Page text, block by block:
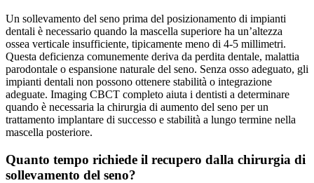
Un sollevamento del seno prima del posizionamento di impianti
dentali è necessario quando la mascella superiore ha un’altezza
ossea verticale insufficiente, tipicamente meno di 4-5 millimetri.
Questa deficienza comunemente deriva da perdita dentale, malattia
parodontale o espansione naturale del seno. Senza osso adeguato, gli
impianti dentali non possono ottenere stabilità o integrazione
adeguate. Imaging CBCT completo aiuta i dentisti a determinare
quando è necessaria la chirurgia di aumento del seno per un
trattamento implantare di successo e stabilità a lungo termine nella
mascella posteriore.
Quanto tempo richiede il recupero dalla chirurgia di
sollevamento del seno?